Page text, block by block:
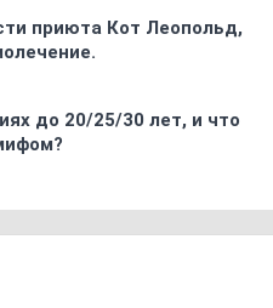
приюта Кот Леопольд,
до 20/25/30 лет, и что